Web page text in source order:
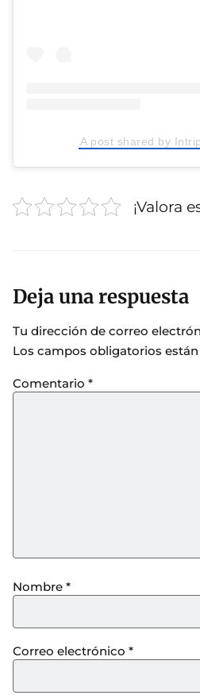
A post shared by
¡Valora
Deja una respuesta
Tu dirección de correo
Los campos obligatorios
Comentario *
Nombre *
Correo electrónico *